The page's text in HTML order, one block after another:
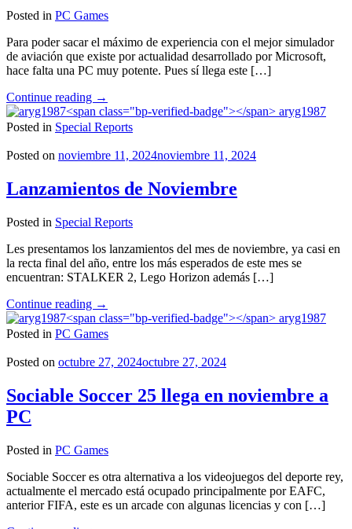
Posted in PC Games
Para poder sacar el máximo de experiencia con el mejor simulador
de aviación que existe por actualidad desarrollado por Microsoft,
hace falta una PC muy potente. Pues sí llega este […]
Continue reading "Los
requisitos
de
Flight
2024
son
locura"
→
aryg1987
Posted in Special Reports
Posted on noviembre 11, 2024noviembre 11, 2024
Lanzamientos de Noviembre
Posted in Special Reports
Les presentamos los lanzamientos del mes de noviembre, ya casi en
la recta final del año, entre los más esperados de este mes se
encuentran: STALKER 2, Lego Horizon además […]
Continue reading "Lanzamientos
de
Noviembre"
→
aryg1987
Posted in PC Games
Posted on octubre 27, 2024octubre 27, 2024
Sociable Soccer 25 llega en noviembre a
PC
Posted in PC Games
Sociable Soccer es otra alternativa a los videojuegos del deporte rey,
actualmente el mercado está ocupado principalmente por EAFC,
anterior FIFA, este es un arcade con algunas licencias y con […]